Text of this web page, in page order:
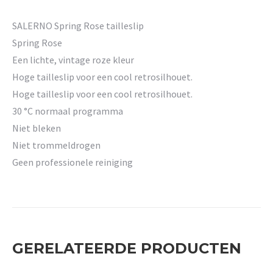
SALERNO Spring Rose tailleslip
Spring Rose
Een lichte, vintage roze kleur
Hoge tailleslip voor een cool retrosilhouet.
Hoge tailleslip voor een cool retrosilhouet.
30 °C normaal programma
Niet bleken
Niet trommeldrogen
Geen professionele reiniging
GERELATEERDE PRODUCTEN